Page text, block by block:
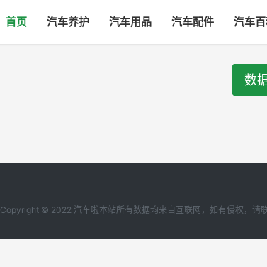
首页 汽车养护 汽车用品 汽车配件 汽车
数
Copyright © 2022 汽车啦本站所有数据均来自互联网，如有侵权，请